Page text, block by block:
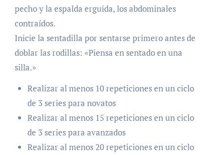
pecho y la espalda erguida, los abdominales
contraídos.
Inicie la sentadilla por sentarse primero antes de
doblar las rodillas: «Piensa en sentado en una
silla.»
Realizar al menos 10 repeticiones en un ciclo
de 3 series para novatos
Realizar al menos 15 repeticiones en un ciclo
de 3 series para avanzados
Realizar al menos 20 repeticiones en un ciclo